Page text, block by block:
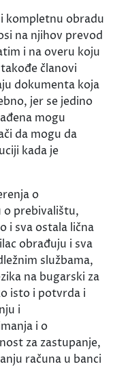
kompletnu obradu
na njihov prevod
i na overu koju
članovi
dokumenta koja
jer se jedino
mogu
da mogu da
kada je
o
prebivalištu,
i sva ostala lična
obrađuju i sva
službama,
na bugarski za
isto i potvrda i
i
i o
za zastupanje,
računa u banci